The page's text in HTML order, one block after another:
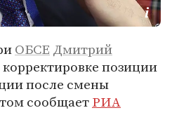
ОБСЕ Дмитрий
корректировке позиции
после смены
сообщаетРИА